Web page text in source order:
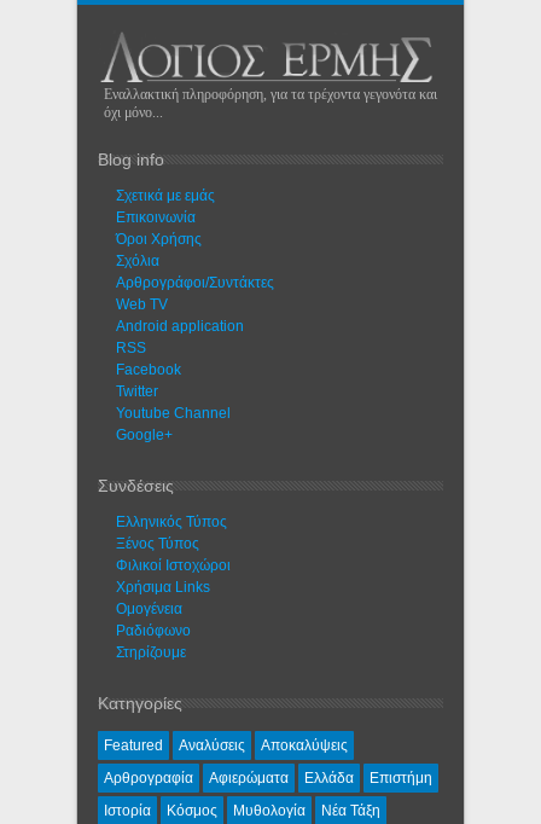
Εναλλακτική πληροφόρηση, για τα τρέχοντα γεγονότα και
όχι μόνο...
Blog info
Σχετικά με εμάς
Eπικοινωνία
Όροι Χρήσης
Σχόλια
Αρθρογράφοι/Συντάκτες
Web TV
Android application
RSS
Facebook
Twitter
Youtube Channel
Google+
Συνδέσεις
Ελληνικός Τύπος
Ξένος Τύπος
Φιλικοί Ιστοχώροι
Χρήσιμα Links
Ομογένεια
Ραδιόφωνο
Στηρίζουμε
Κατηγορίες
Featured Αναλύσεις
Αποκαλύψεις
Αρθρογραφία
Αφιερώματα Ελλάδα
Επιστήμη
Ιστορία
Κόσμος Μυθολογία Νέα Τάξη